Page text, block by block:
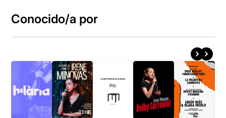
Conocido/a por